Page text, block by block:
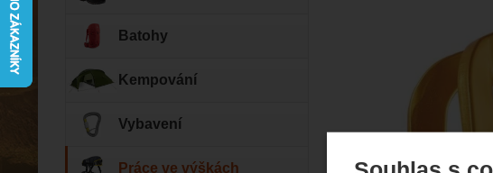
Batohy
Kempování
Vybavení
Práce ve výškách